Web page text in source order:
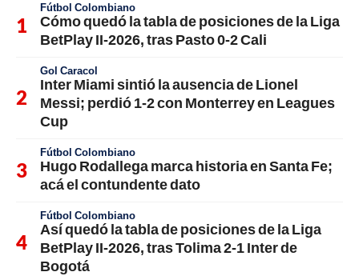
Fútbol Colombiano
Cómo quedó la tabla de posiciones de la Liga
BetPlay II-2026, tras Pasto 0-2 Cali
Gol Caracol
Inter Miami sintió la ausencia de Lionel
Messi; perdió 1-2 con Monterrey en Leagues
Cup
Fútbol Colombiano
Hugo Rodallega marca historia en Santa Fe;
acá el contundente dato
Fútbol Colombiano
Así quedó la tabla de posiciones de la Liga
BetPlay II-2026, tras Tolima 2-1 Inter de
Bogotá